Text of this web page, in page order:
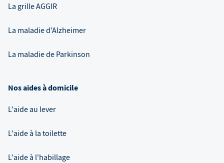
La grille AGGIR
La maladie d'Alzheimer
La maladie de Parkinson
Nos aides à domicile
L'aide au lever
L'aide à la toilette
L'aide à l'habillage